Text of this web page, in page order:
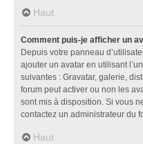
Haut
Comment puis-je afficher un
Depuis votre panneau
ajouter un avatar en utilisant
suivantes : Gravatar, galerie,
forum peut activer ou non les
sont mis à disposition. Si vous
contactez un administrateur du
Haut